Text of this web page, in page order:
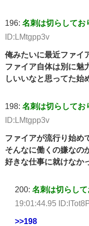
196: 名刺は切らしてお
ID:LMtgpp3v
俺みたいに最近ファイ
ファイア自体は別に魅
しいいなと思ってた始
198: 名刺は切らしてお
ID:LMtgpp3v
ファイアが流行り始め
そんなに働くの嫌なの
好きな仕事に就けなか
200: 名刺は切らし
19:01:44.95
>>198